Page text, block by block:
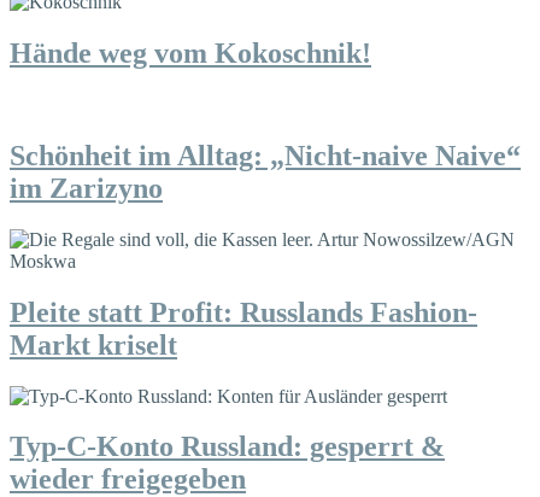
Hände weg vom Kokoschnik!
Schönheit im Alltag: „Nicht-naive Naive“
im Zarizyno
Pleite statt Profit: Russlands Fashion-
Markt kriselt
Typ-C-Konto Russland: gesperrt &
wieder freigegeben